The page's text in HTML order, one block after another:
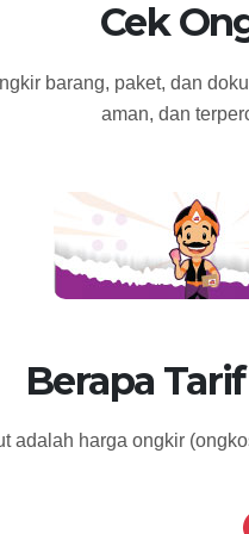
Cek
barang, paket, dan
aman, dan
Berapa
adalah harga ongkir